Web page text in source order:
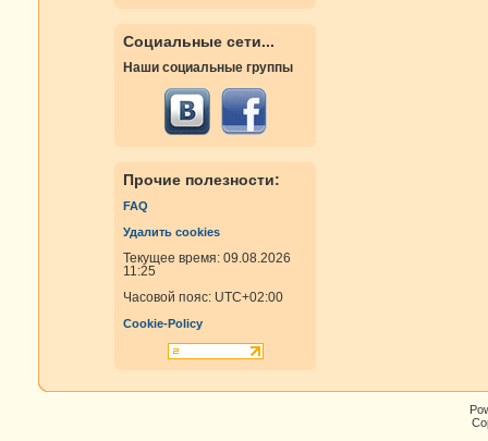
Социальные сети...
Наши социальные группы
Прочие полезности:
FAQ
Удалить cookies
Текущее время: 09.08.2026
11:25
Часовой пояс: UTC+02:00
Cookie-Policy